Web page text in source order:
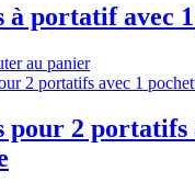
à portatif avec
au panier
pour 2 portatifs